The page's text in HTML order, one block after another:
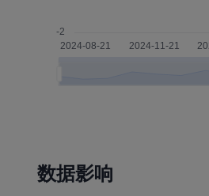
数据影响